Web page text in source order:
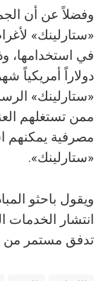
وفضلاً عن أن
«ستارلينك»
دولاراً أمريكياً
«ستارلينك»
ممن تستغلهم
مصرفية يمكنهم
«ستارلينك».
ويقول باحثو
انتشار الخدمات
تدفق مستمر من